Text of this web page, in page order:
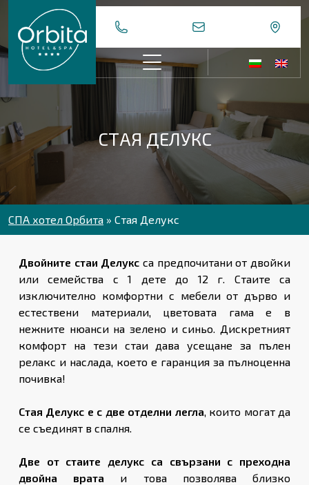
content
СТАЯ ДЕЛУКС
СПА хотел Орбита » Стая Делукс
Двойните стаи Делукс са предпочитани от двойки
или семейства с 1 дете до 12 г. Стаите са
изключително комфортни с мебели от дърво и
естествени материали, цветовата гама е в
нежните нюанси на зелено и синьо. Дискретният
комфорт на тези стаи дава усещане за пълен
релакс и наслада, което е гаранция за пълноценна
почивка!
Стая Делукс е с две отделни легла , които могат да
се съединят в спалня.
Две от стаите делукс са свързани с преходна
двойна врата и това позволява близко